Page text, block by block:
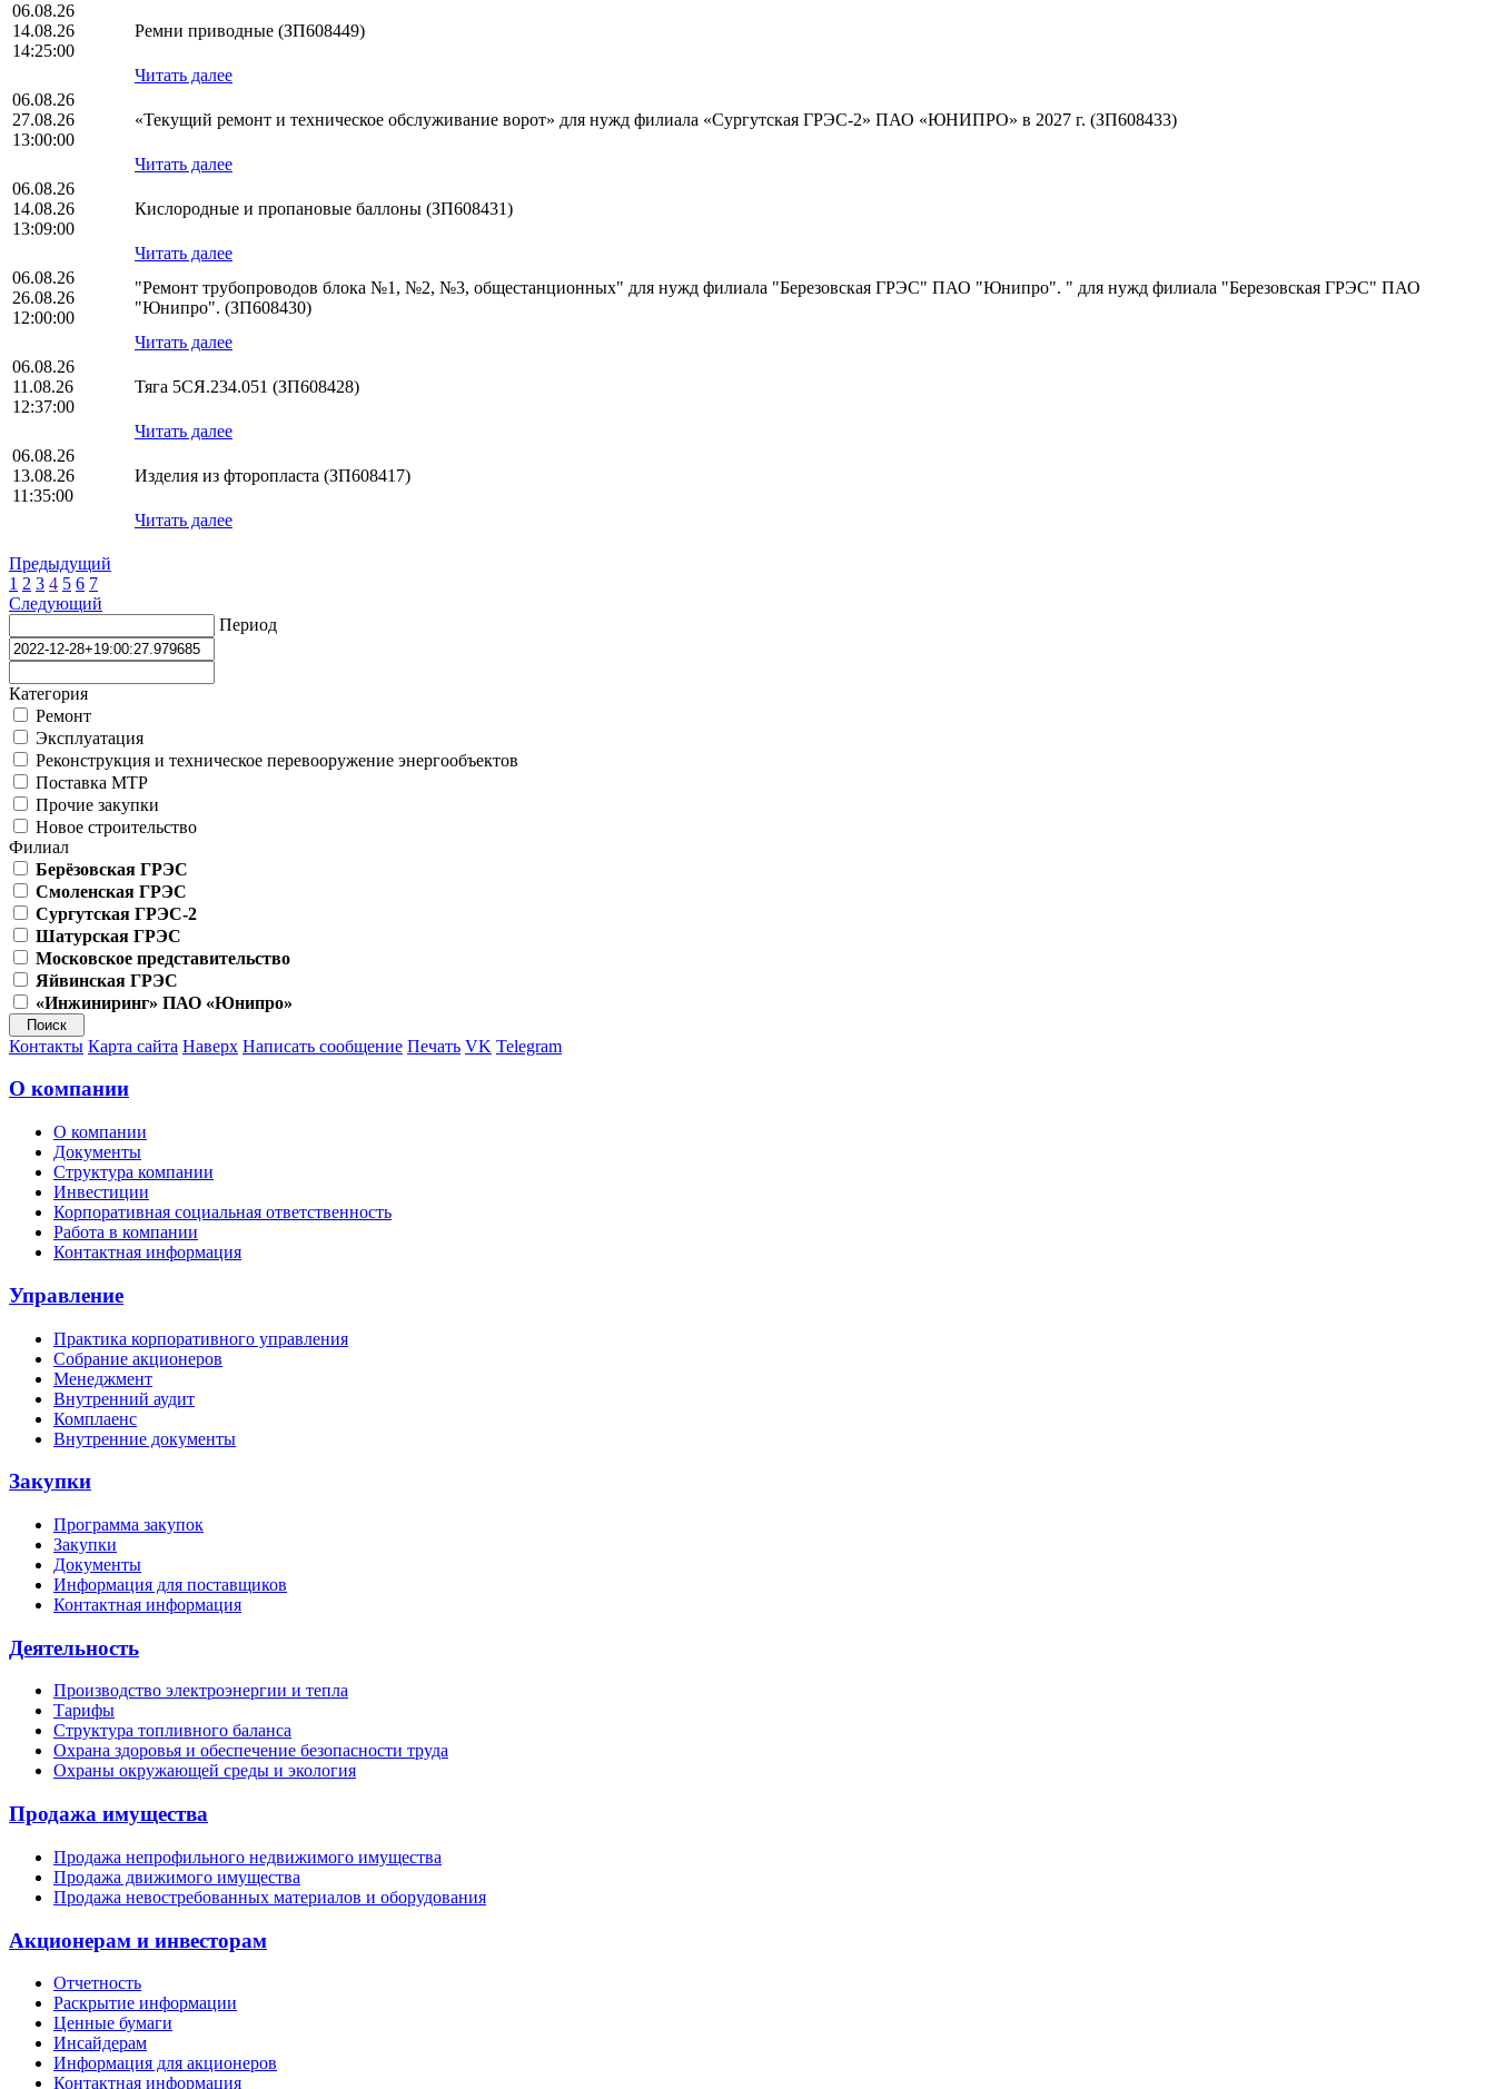
06.08.26
14.08.26
14:25:00
Ремни приводные (ЗП608449)
Читать далее
06.08.26
27.08.26
13:00:00
«Текущий ремонт и техническое обслуживание ворот» для нужд филиала «Сургутская ГРЭС-2» ПАО «ЮНИПРО» в 2027 г. (ЗП608433)
Читать далее
06.08.26
14.08.26
13:09:00
Кислородные и пропановые баллоны (ЗП608431)
Читать далее
06.08.26
26.08.26
12:00:00
"Ремонт трубопроводов блока №1, №2, №3, общестанционных" для нужд филиала "Березовская ГРЭС" ПАО "Юнипро". " для нужд филиала "Березовская ГРЭС" ПАО
"Юнипро". (ЗП608430)
Читать далее
06.08.26
11.08.26
12:37:00
Тяга 5СЯ.234.051 (ЗП608428)
Читать далее
06.08.26
13.08.26
11:35:00
Изделия из фторопласта (ЗП608417)
Читать далее
Предыдущий
1 2 3 4 5 6 7
Следующий
Период
Категория
Ремонт
Эксплуатация
Реконструкция и техническое перевооружение энергообъектов
Поставка МТР
Прочие закупки
Новое строительство
Филиал
Берёзовская ГРЭС
Смоленская ГРЭС
Сургутская ГРЭС-2
Шатурская ГРЭС
Московское представительство
Яйвинская ГРЭС
«Инжиниринг» ПАО «Юнипро»
Контакты Карта сайта Наверх Написать сообщение Печать VK Telegram
О компании
О компании
Документы
Структура компании
Инвестиции
Корпоративная социальная ответственность
Работа в компании
Контактная информация
Управление
Практика корпоративного управления
Собрание акционеров
Менеджмент
Внутренний аудит
Комплаенс
Внутренние документы
Закупки
Программа закупок
Закупки
Документы
Информация для поставщиков
Контактная информация
Деятельность
Производство электроэнергии и тепла
Тарифы
Структура топливного баланса
Охрана здоровья и обеспечение безопасности труда
Охраны окружающей среды и экология
Продажа имущества
Продажа непрофильного недвижимого имущества
Продажа движимого имущества
Продажа невостребованных материалов и оборудования
Акционерам и инвесторам
Отчетность
Раскрытие информации
Ценные бумаги
Инсайдерам
Информация для акционеров
Контактная информация